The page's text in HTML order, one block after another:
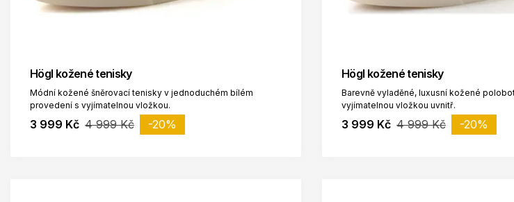
Högl kožené tenisky
Módní kožené šněrovací tenisky v jednoduchém bílém
provedení s vyjímatelnou vložkou.
3 999 Kč 4 999 Kč -20%
Högl kožené tenisky
Barevně vyladěné, luxusní kožené
vyjímatelnou vložkou uvnitř.
3 999 Kč 4 999 Kč -20%